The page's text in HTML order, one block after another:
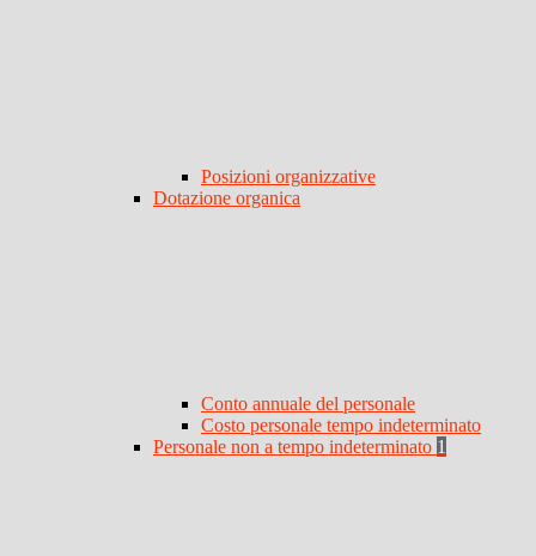
Posizioni organizzative
Dotazione organica
Conto annuale del personale
Costo personale tempo indeterminato
Personale non a tempo indeterminato 1